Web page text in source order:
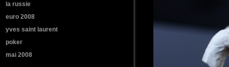
la russie
euro 2008
yves saint laurent
poker
mai 2008